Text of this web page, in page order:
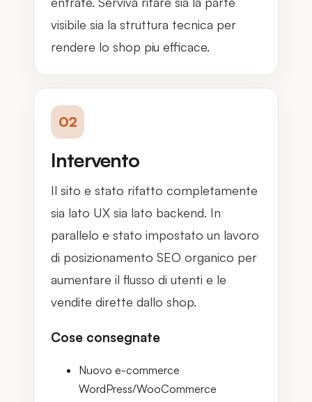
visibile sia la struttura tecnica per
rendere lo shop piu efficace.
02
Intervento
Il sito e stato rifatto completamente
sia lato UX sia lato backend. In
parallelo e stato impostato un lavoro
di posizionamento SEO organico per
aumentare il flusso di utenti e le
vendite dirette dallo shop.
Cose consegnate
Nuovo e-commerce
WordPress/WooCommerce